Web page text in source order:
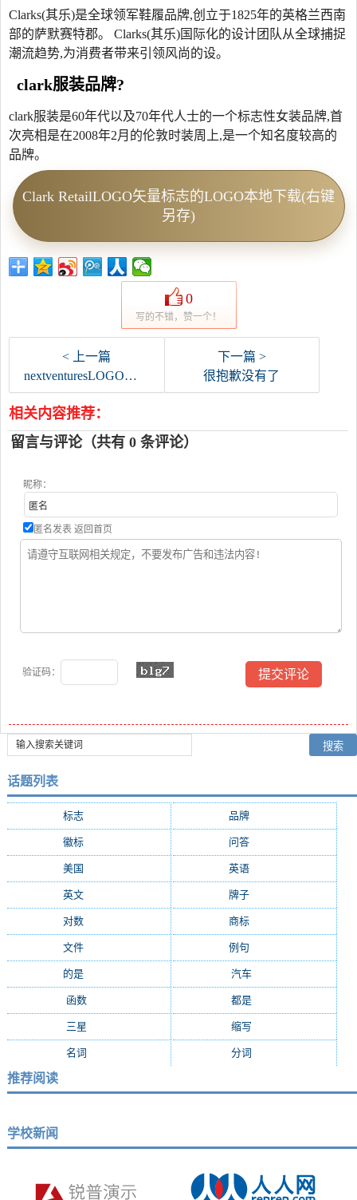
Clarks(其乐)是全球领军鞋履品牌,创立于1825年的英格兰西南
部的萨默赛特郡。 Clarks(其乐)国际化的设计团队从全球捕捉
潮流趋势,为消费者带来引领风尚的设。
clark服装品牌?
clark服装是60年代以及70年代人士的一个标志性女装品牌,首
次亮相是在2008年2月的伦敦时装周上,是一个知名度较高的
品牌。
Clark RetailLOGO矢量标志的LOGO本地下载(右键
另存)
0
写的不错，赞一个！
< 上一篇
nextventuresLOGO矢量标志
下一篇 >
很抱歉没有了
相关内容推荐：
留言与评论（共有 0 条评论）
昵称：
匿名发表 返回首页
验证码：
话题列表
标志 品牌(6639)
徽标 问答(3906)
美国 英语(2082)
英文 牌子(1808)
对数 商标(1593)
文件 例句
的是 汽车
函数(975) 都是
三星 缩写
名词 分词
推荐阅读
学校新闻